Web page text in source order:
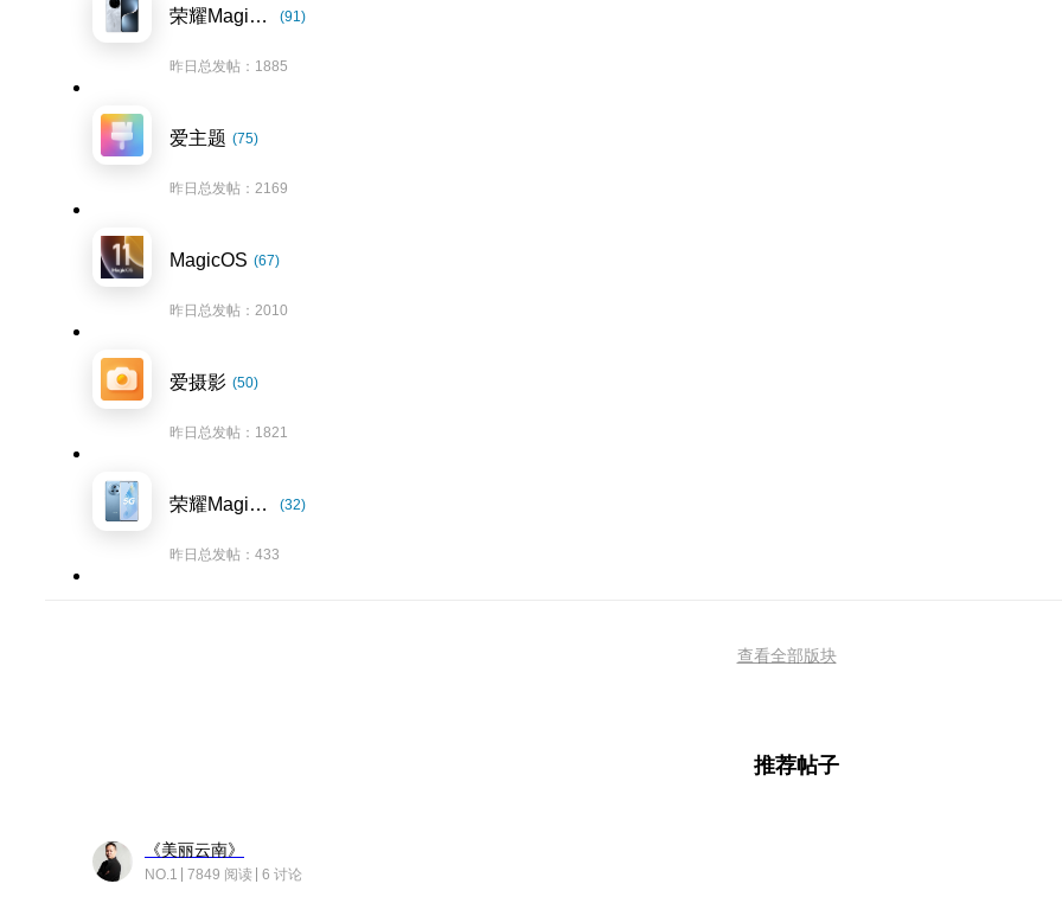
荣耀Magic7系列 (91)
昨日总发帖：1885
爱主题 (75)
昨日总发帖：2169
MagicOS (67)
昨日总发帖：2010
爱摄影 (50)
昨日总发帖：1821
荣耀Magic5系列 (32)
昨日总发帖：433
查看全部版块
推荐帖子
《美丽云南》
NO.1 7849 阅读 6 讨论